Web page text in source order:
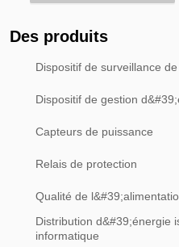
Des produits
Dispositif de surveillance
Dispositif de gestion
Capteurs de puissance
Relais de protection
Qualité de
Distribution d&#39;énergie
informatique